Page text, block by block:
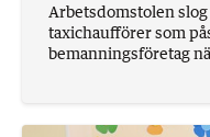
Arbetsdomstolen
taxichaufförer som
bemanningsföretag